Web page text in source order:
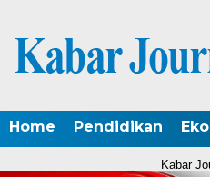
Home Pendidikan
Kabar